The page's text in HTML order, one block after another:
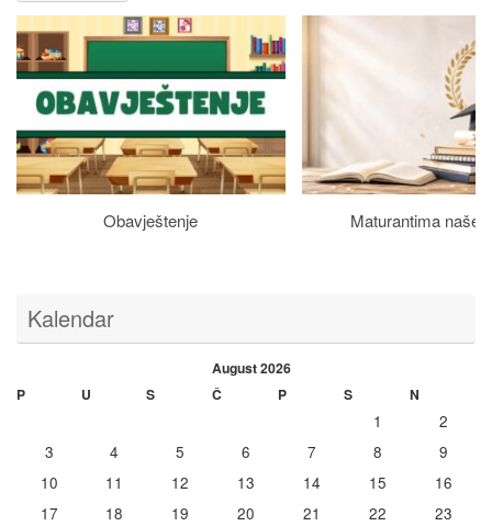
Obavještenje Maturantima naše
Kalendar
August 2026
P
U S Č P S N
1
2
3
4 5 6 7 8
9
10
11 12 13 14 15
16
17
18 19 20 21 22
23